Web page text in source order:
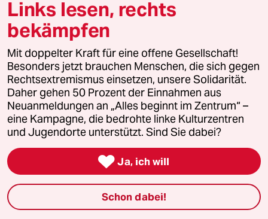
Mehr taz Angebote
Reisen
Kantine
Shop
Anzeigen
Fragen & Hilfe
Links lesen, rechts
bekämpfen
Mit doppelter Kraft für eine offene Gesellschaft!
Besonders jetzt brauchen Menschen, die sich gegen
Rechtsextremismus einsetzen, unsere Solidarität.
Daher gehen 50 Prozent der Einnahmen aus
Neuanmeldungen an „Alles beginnt im Zentrum“ –
eine Kampagne, die bedrohte linke Kulturzentren
und Jugendorte unterstützt. Sind Sie dabei?
 Ja, ich will
Schon dabei!